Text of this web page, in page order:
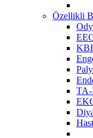
Özellikli
TA-